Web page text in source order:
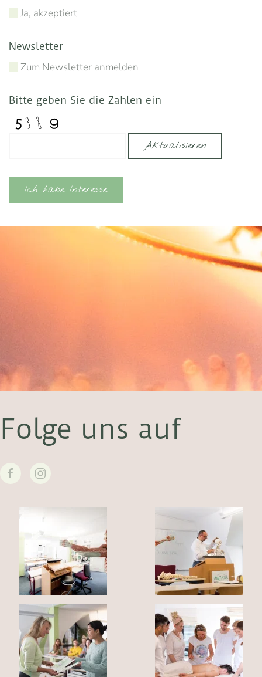
Ja, akzeptiert
Newsletter
Zum Newsletter anmelden
Bitte geben Sie die Zahlen ein
Aktualisieren
Ich habe Interesse
Folge uns auf